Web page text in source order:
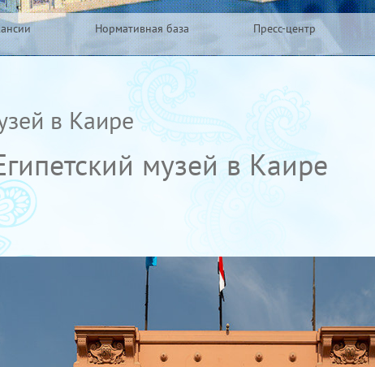
Нормативная база Пресс-центр
в Каире
музей в Каире